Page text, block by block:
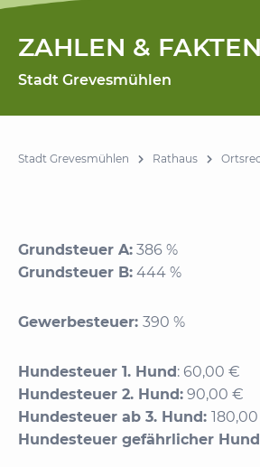
ZAHLEN & FAKTEN
Stadt Grevesmühlen
Stadt Grevesmühlen Rathaus
Grundsteuer A: 386 %
Grundsteuer B: 444 %
Gewerbesteuer: 390 %
Hundesteuer 1. Hund: 60,00 €
Hundesteuer 2. Hund: 90,00 €
Hundesteuer ab 3. Hund:
Hundesteuer gefährlicher